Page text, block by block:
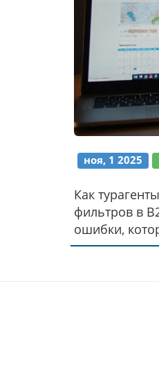
ноя, 1 2025
Как
фильтров в
ошибки,